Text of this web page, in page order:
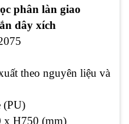
phân làn giao
dây xích
theo nguyên liệu và
(PU)
x H750 (mm)